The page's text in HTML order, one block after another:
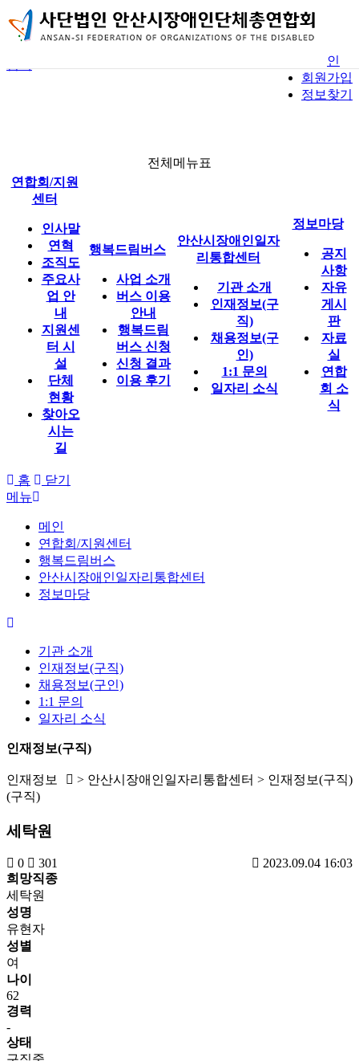
본문 바로가기
홈
로그인
회원가입
정보찾기
사용자메뉴
이용 후기
안산시장애인일자리통합센터
정보마당
전체메뉴표
연합회/지원
센터
인사말
연혁
조직도
주요사
업 안
내
지원센
터 시
설
단체
현황
찾아오
시는
길
행복드림버스
사업 소개
버스 이용
안내
행복드림
버스 신청
신청 결과
이용 후기
안산시장애인일자
리통합센터
기관 소개
인재정보(구
직)
채용정보(구
인)
1:1 문의
일자리 소식
정보마당
공지
사항
자유
게시
판
자료
실
연합
회 소
식
홈
닫기
메뉴
메인
연합회/지원센터
행복드림버스
안산시장애인일자리통합센터
정보마당
기관 소개
인재정보(구직)
채용정보(구인)
1:1 문의
일자리 소식
인재정보(구직)
> 안산시장애인일자리통합센터 > 인재정보(구직)
인재정보
(구직)
세탁원
0 301
2023.09.04 16:03
희망직종
세탁원
성명
유현자
성별
여
나이
62
경력
-
상태